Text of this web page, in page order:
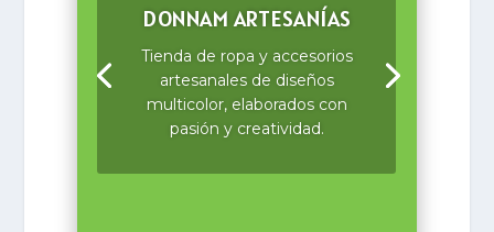
DONNAM ARTESANÍAS
Tienda de ropa y accesorios
artesanales de diseños
multicolor, elaborados con
pasión y creatividad.